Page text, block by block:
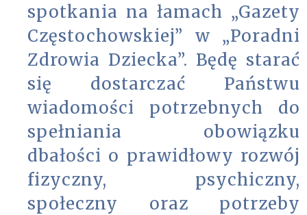
spotkania na łamach „Gazety
Częstochowskiej” w „Poradni
Zdrowia Dziecka”. Będę starać
się dostarczać Państwu
wiadomości potrzebnych do
spełniania obowiązku
dbałości o prawidłowy rozwój
fizyczny, psychiczny,
społeczny oraz potrzeby